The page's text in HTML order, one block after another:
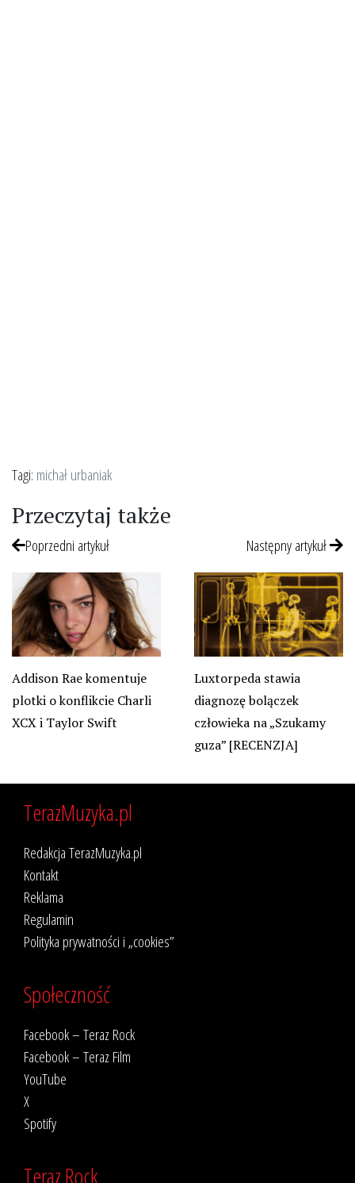
Tagi: michał urbaniak
Przeczytaj także
Poprzedni artykuł
Addison Rae komentuje
plotki o konflikcie Charli
XCX i Taylor Swift
Następny artykuł
Luxtorpeda stawia
diagnozę bolączek
człowieka na „Szukamy
guza” [RECENZJA]
TerazMuzyka.pl
Redakcja TerazMuzyka.pl
Kontakt
Reklama
Regulamin
Polityka prywatności i „cookies”
Społeczność
Facebook – Teraz Rock
Facebook – Teraz Film
YouTube
X
Spotify
Teraz Rock